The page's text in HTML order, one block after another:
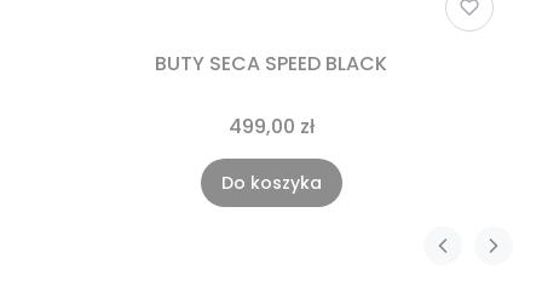
BUTY SECA SPEED BLACK
499,00 zł
Do koszyka